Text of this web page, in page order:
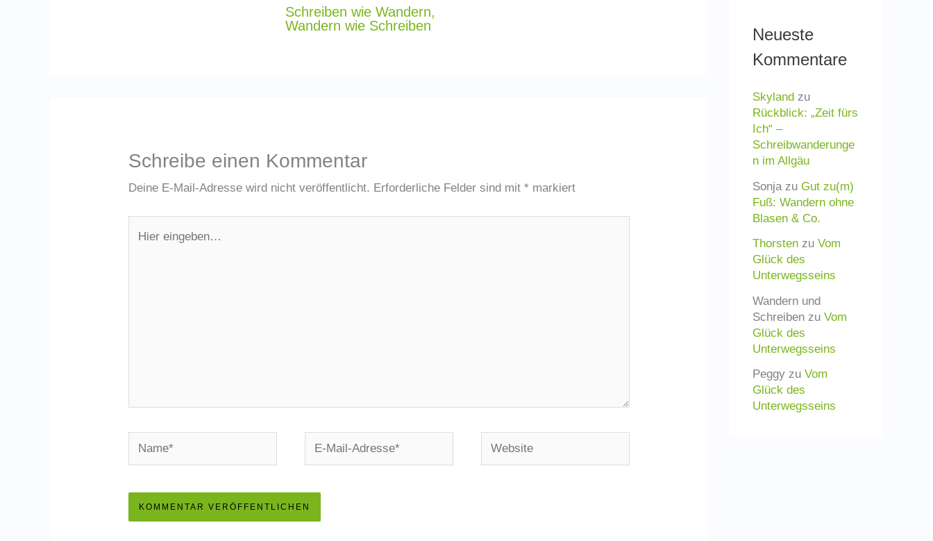
Schreiben wie Wandern,
Wandern wie Schreiben
Schreibe einen Kommentar
Deine E-Mail-Adresse wird nicht veröffentlicht. Erforderliche Felder sind mit* markiert
eingeben…
Name*
E-
Mail-
Website
Neueste
Kommentare
Skyland zu
Rückblick: „Zeit fürs
Ich“ –
Schreibwanderunge
n im Allgäu
Sonja zu Gut zu(m)
Fuß: Wandern ohne
Blasen & Co.
Thorsten zu Vom
Glück des
Unterwegsseins
Wandern und
Schreiben zu Vom
Glück des
Unterwegsseins
Peggy zu Vom
Glück des
Unterwegsseins